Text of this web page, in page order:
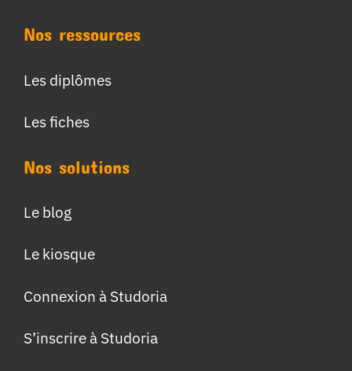
Nos ressources
Les diplômes
Les fiches
Nos solutions
Le blog
Le kiosque
Connexion à Studoria
S’inscrire à Studoria